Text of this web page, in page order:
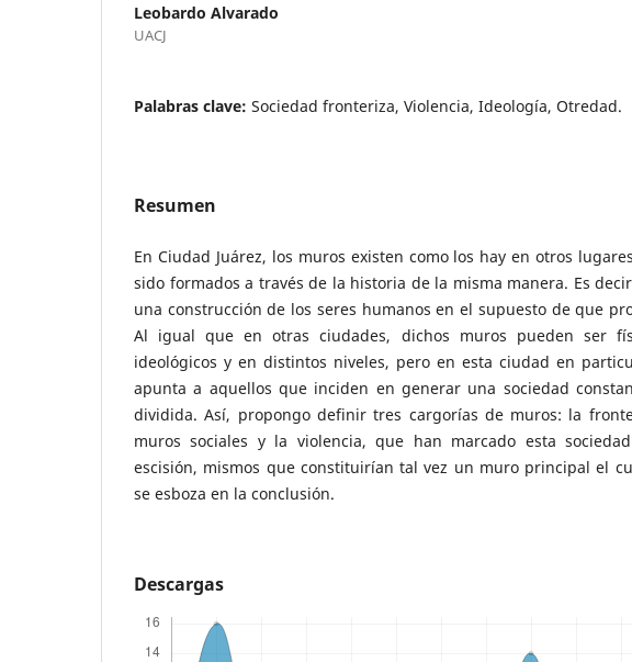
Leobardo Alvarado
UACJ
Palabras clave: Sociedad fronteriza, Violencia, Ideología, Otredad.
Resumen
En Ciudad Juárez, los muros existen como los hay en otros
sido formados a través de la historia de la misma manera. Es
una construcción de los seres humanos en el supuesto de que
Al igual que en otras ciudades, dichos muros pueden ser
ideológicos y en distintos niveles, pero en esta ciudad en
apunta a aquellos que inciden en generar una sociedad
dividida. Así, propongo definir tres cargorías de muros: la
muros sociales y la violencia, que han marcado esta
escisión, mismos que constituirían tal vez un muro principal el
se esboza en la conclusión.
Descargas